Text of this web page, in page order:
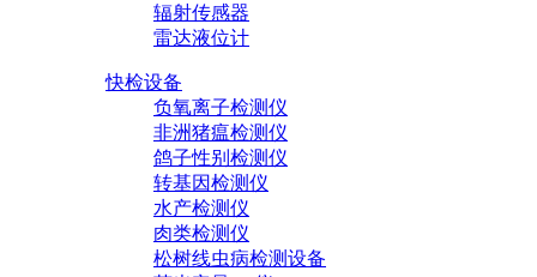
辐射传感器
雷达液位计
快检设备
负氧离子检测仪
非洲猪瘟检测仪
鸽子性别检测仪
转基因检测仪
水产检测仪
肉类检测仪
松树线虫病检测设备